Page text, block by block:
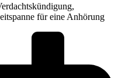
für eine Anhörung